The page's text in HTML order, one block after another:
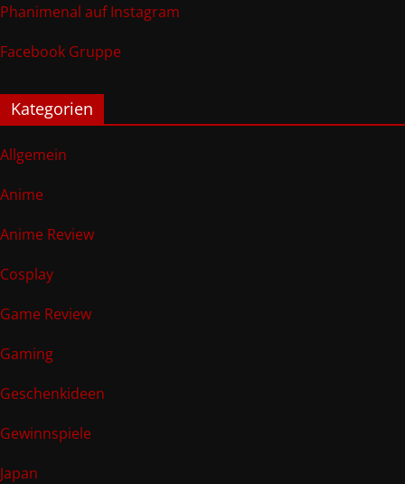
Phanimenal auf Instagram
Facebook Gruppe
Kategorien
Allgemein
Anime
Anime Review
Cosplay
Game Review
Gaming
Geschenkideen
Gewinnspiele
Japan